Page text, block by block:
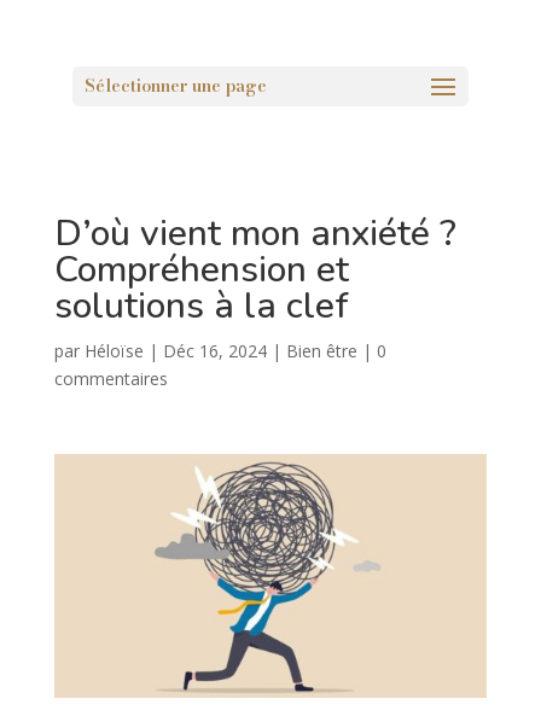
Sélectionner une page
D’où vient mon anxiété ?
Compréhension et
solutions à la clef
par Héloïse | Déc 16, 2024| Bien être | 0
commentaires